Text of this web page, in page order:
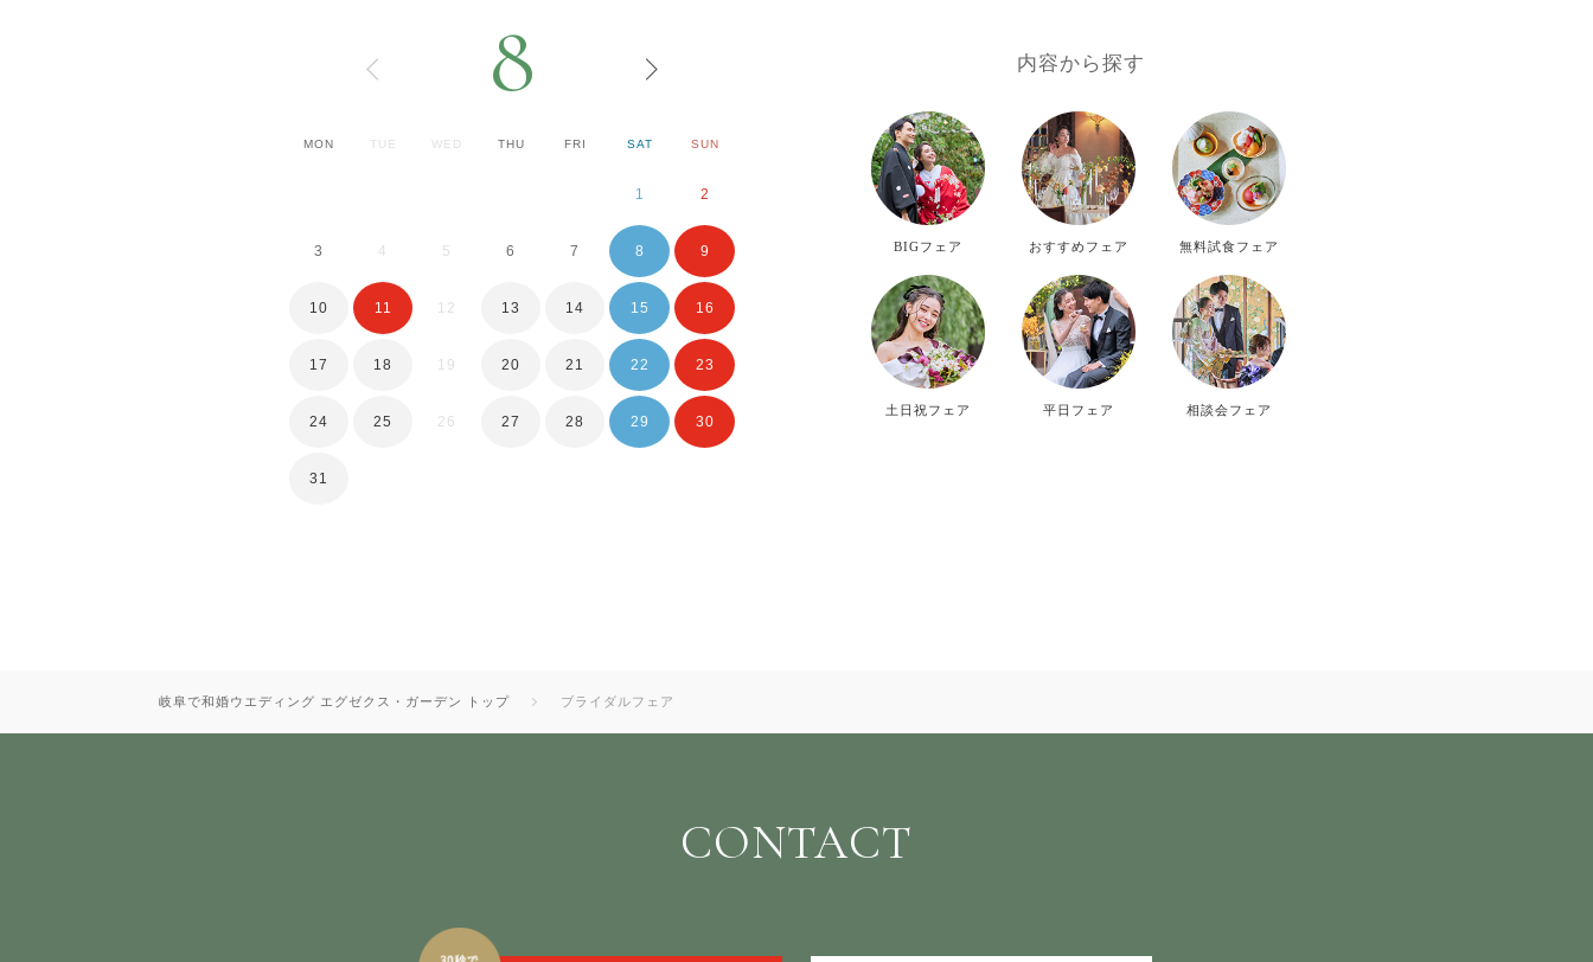
8
MON TUE WED THU FRI SAT SUN
1 2
3 4 5 6 7 8 9
10 11 12 13 14 15 16
17 18 19 20 21 22 23
24 25 26 27 28 29 30
31
9
MON TUE WED THU FRI SAT
2 3 4 5
7 9 10 11 12
14 15 16 17 18 19
21 22 23 24 25 26
28 30
内容から探す
BIGフェア おすすめフェア 無料試食フェア
土日祝フェア 平日フェア 相談会フェア
岐阜で和婚ウエディング エグゼクス・ガーデン トップ ブライダルフェア
CONTACT